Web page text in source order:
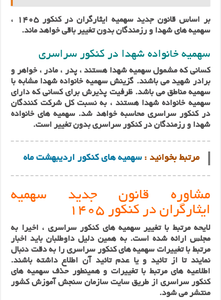
بر اساس قانون جدید سهمیه ایثارگران در کنکور 1405 ،
سهمیه‌ های شهدا و رزمندگان بدون تغییر باقی خواهد ماند.
سهمیه خانواده شهدا در کنکور سراسری
کسانی که مشمول سهمیه شهدا هستند ، پدر ، مادر ، خواهر و
برادر شهید می باشند. گزینش سهمیه خانواده شهدا مشابه با
سهمیه مناطق می باشد. ظرفیت پذیرش برای کسانی که دارای
سهمیه خانواده شهدا هستند ، به نسبت کل شرکت کنندگان
در کنکور سراسری محاسبه خواهد شد. سهمیه های خانواده
شهدا و رزمندگان در کنکور سراسری بدون تغییر است.
مرتبط بخوانید :سهمیه های کنکور اردیبهشت ماه
مشاوره قانون جدید سهمیه
ایثارگران در کنکور 1405
لایحه مرتبط با تغییر سهمیه های کنکور سراسری ، اخیرا به
مجلس ارائه شده‌ است. به همین دلیل داوطلبان باید اخبار
مرتبط با تغییرات سهمیه های کنکور سراسری را به دقت دنبال
نمایند تا از تائید و یا عدم تائید آن اطلاع داشته باشند.
اطلاعیه های مرتبط با تغییرات و همینطور حذف سهمیه های
کنکور سراسری از طریق سایت سازمان سنجش آموزش کشور
منتشر می شود.